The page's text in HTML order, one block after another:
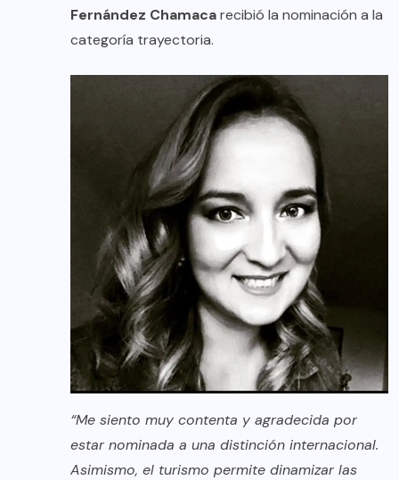
Fernández Chamacarecibió la nominación a la
categoría trayectoria.
“Me siento muy contenta y agradecida por
estar nominada a una distinción internacional.
Asimismo, el turismo permite dinamizar las